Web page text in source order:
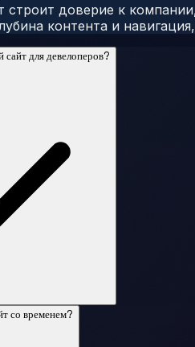
строит доверие к
контента и
для девелоперов?
со временем?